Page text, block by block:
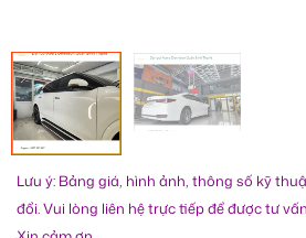
Lưu ý: Bảng giá, hình ảnh, thông số kỹ
đổi. Vui lòng liên hệ trực tiếp để được tư